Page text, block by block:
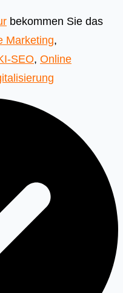
bekommen Sie das
Marketing,
SEO, Online